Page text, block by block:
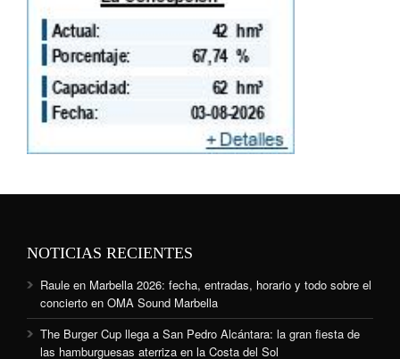
NOTICIAS RECIENTES
Raule en Marbella 2026: fecha, entradas, horario y todo sobre el
concierto en OMA Sound Marbella
The Burger Cup llega a San Pedro Alcántara: la gran fiesta de
las hamburguesas aterriza en la Costa del Sol